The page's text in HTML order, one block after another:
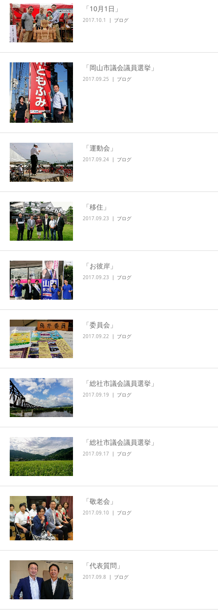
「10月1日」
2017.10.1 ブログ
「岡山市議会議員選挙」
2017.09.25 ブログ
「運動会」
2017.09.24 ブログ
「移住」
2017.09.23 ブログ
「お彼岸」
2017.09.23 ブログ
「委員会」
2017.09.22 ブログ
「総社市議会議員選挙」
2017.09.19 ブログ
「総社市議会議員選挙」
2017.09.17 ブログ
「敬老会」
2017.09.10 ブログ
「代表質問」
2017.09.8 ブログ